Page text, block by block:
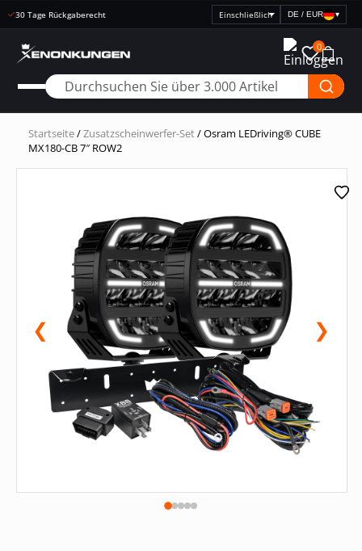
Schnelle Lieferung
PreisanzeigeDE / EUR ▾
0
Startseite/Zusatzscheinwerfer-Set/ Osram LEDriving® CUBE
MX180-CB 7″ ROW2
❮ ❯